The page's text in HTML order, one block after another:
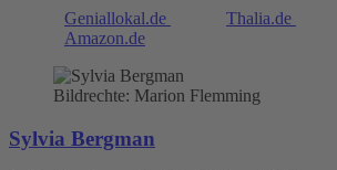
Geniallokal.de Thalia.de
Amazon.de
Bildrechte: Marion Flemming
Sylvia Bergman